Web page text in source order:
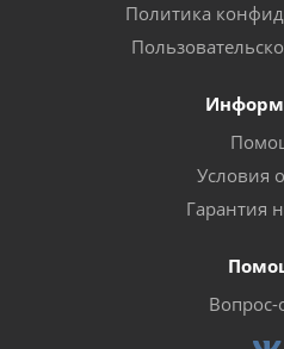
Политика
Условия
Гарантия
Вопрос-